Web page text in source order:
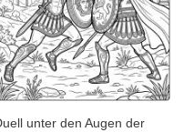
unter den Augen der